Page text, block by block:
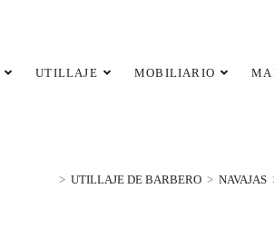
UTILLAJE MOBILIARIO
> UTILLAJE DE BARBERO > NAVAJAS